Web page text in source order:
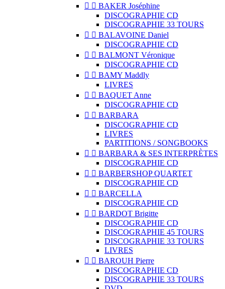
  BAKER Joséphine
DISCOGRAPHIE CD
DISCOGRAPHIE 33 TOURS
  BALAVOINE Daniel
DISCOGRAPHIE CD
  BALMONT Véronique
DISCOGRAPHIE CD
  BAMY Maddly
LIVRES
  BAQUET Anne
DISCOGRAPHIE CD
  BARBARA
DISCOGRAPHIE CD
LIVRES
PARTITIONS / SONGBOOKS
  BARBARA & SES INTERPRÈTES
DISCOGRAPHIE CD
  BARBERSHOP QUARTET
DISCOGRAPHIE CD
  BARCELLA
DISCOGRAPHIE CD
  BARDOT Brigitte
DISCOGRAPHIE CD
DISCOGRAPHIE 45 TOURS
DISCOGRAPHIE 33 TOURS
LIVRES
  BAROUH Pierre
DISCOGRAPHIE CD
DISCOGRAPHIE 33 TOURS